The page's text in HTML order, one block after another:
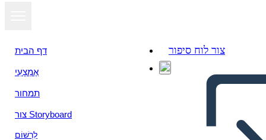
דף הבית
אֶמְצָעִי
תמחור
צור Storyboard
לִרְשׁוֹם
צור לוח סיפור